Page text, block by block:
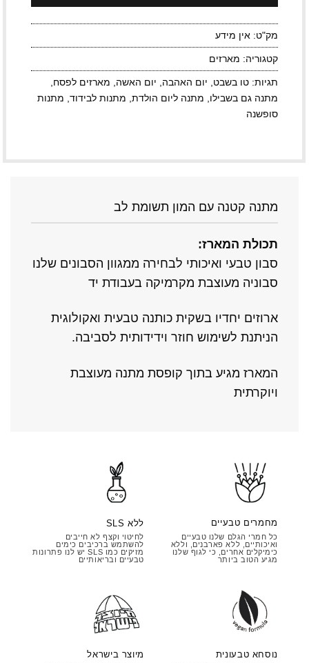
מק"ט: אין מידע
קטגוריה: מארזים
תגיות: טו בשבט יום האהבה יום האשה מארזים לפסח
מתנה גם בשבילו
מתנה ליום הולדת מתנות לבידוד מתנות
סופשנה
מתנה קטנה עם המון תשומת לב
תכולת המארז:
סבון טבעי ואיכותי לבחירה ממגוון הסבונים שלנו
סבוניה מעוצבת מקרמיקה בעבודת יד
ארוזים יחדיו בשקית כותנה טבעית ואקולוגית
הניתנת לשימוש חוזר וידידותית לסביבה.
המארז מגיע בתוך קופסת מתנה מעוצבת
ויוקרתית
מחמרים טבעיים
כל חמרי הגלם שלנו טבעיים
ואיכותיים, ללא פארבנים, וללא
כימיקלים אחרים, כי לגוף שלנו
מגיע הטוב ביותר
ללא SLS
לחיטוי וקצף לא חייבים
להשתמש ברכיבים כימים
מזיקים כמו SLS יש לנו פתרונות
טבעיים ובריאותיים
נוסחא טבעונית מיוצר בישראל